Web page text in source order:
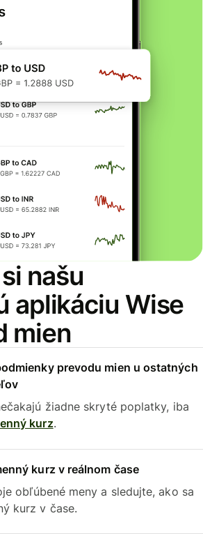
našu
aplikáciu Wise
mien
prevodu mien u ostatných
žiadne skryté poplatky, iba
kurz.
kurz v reálnom čase
obľúbené meny a sledujte, ako sa
kurz v čase.